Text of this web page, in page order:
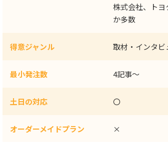
株式会社、ト
か多数
得意ジャンル 取材・インタビ
最小発注数 4記事〜
土日の対応 〇
オーダーメイドプラン ×